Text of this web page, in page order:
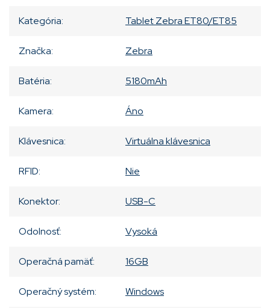
Kategória: Tablet Zebra ET80/ET85
Značka: Zebra
Batéria: 5180mAh
Kamera: Áno
Klávesnica: Virtuálna klávesnica
RFID: Nie
Konektor: USB-C
Odolnosť: Vysoká
Operačná pamäť: 16GB
Operačný systém: Windows